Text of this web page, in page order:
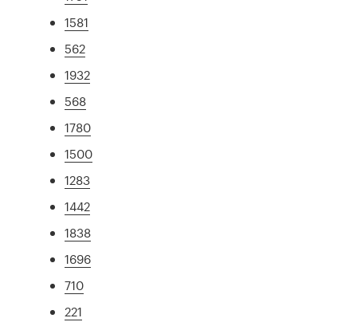
1581
562
1932
568
1780
1500
1283
1442
1838
1696
710
221